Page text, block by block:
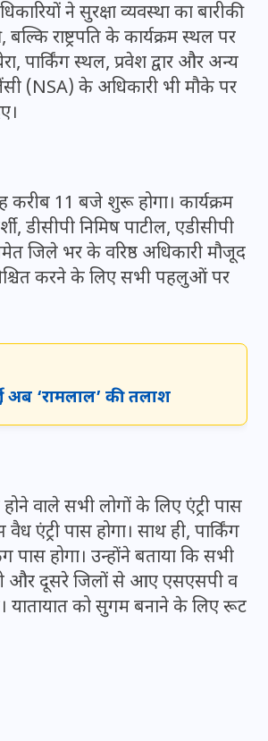
ने सुरक्षा व्यवस्था का बारीकी
राष्ट्रपति के कार्यक्रम स्थल पर
पार्किंग स्थल, प्रवेश द्वार और अन्य
(NSA) के अधिकारी भी मौके पर
करीब 11 बजे शुरू होगा। कार्यक्रम
डीसीपी निमिष पाटील, एडीसीपी
जिले भर के वरिष्ठ अधिकारी मौजूद
करने के लिए सभी पहलुओं पर
अब ‘रामलाल’ की तलाश
वाले सभी लोगों के लिए एंट्री पास
एंट्री पास होगा। साथ ही, पार्किंग
पास होगा। उन्होंने बताया कि सभी
और दूसरे जिलों से आए एसएसपी व
यातायात को सुगम बनाने के लिए रूट
में लेखपाल के पदों
का विज्ञापन जारी,
से शुरू होंगे आवेदन
में बिना बिजली-पंखे
साल, उसे देख भावुक